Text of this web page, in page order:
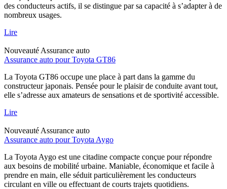
des conducteurs actifs, il se distingue par sa capacité à s’adapter à de
nombreux usages.
Lire
Nouveauté Assurance auto
Assurance auto pour Toyota GT86
La Toyota GT86 occupe une place à part dans la gamme du
constructeur japonais. Pensée pour le plaisir de conduite avant tout,
elle s’adresse aux amateurs de sensations et de sportivité accessible.
Lire
Nouveauté Assurance auto
Assurance auto pour Toyota Aygo
La Toyota Aygo est une citadine compacte conçue pour répondre
aux besoins de mobilité urbaine. Maniable, économique et facile à
prendre en main, elle séduit particulièrement les conducteurs
circulant en ville ou effectuant de courts trajets quotidiens.